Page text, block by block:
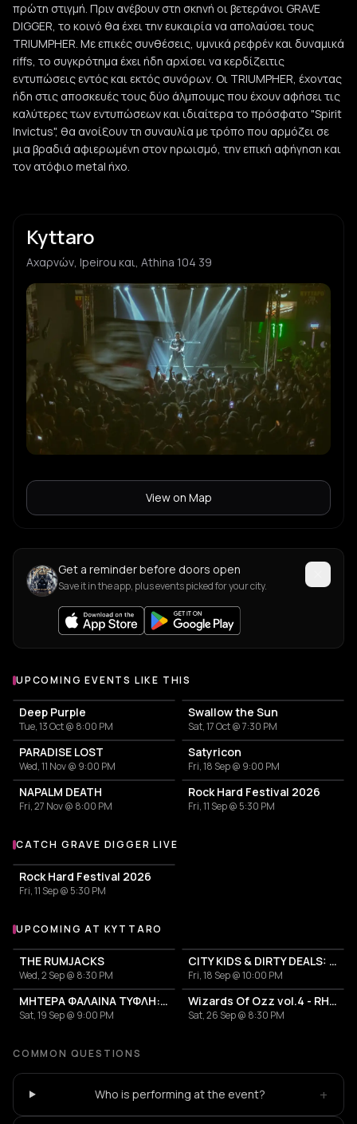
πρώτη στιγμή. Πριν ανέβουν στη σκηνή οι βετεράνοι GRAVE
DIGGER, το κοινό θα έχει την ευκαιρία να απολαύσει τους
TRIUMPHER. Με επικές συνθέσεις, υμνικά ρεφρέν και δυναμικά
riffs, το συγκρότημα έχει ήδη αρχίσει να κερδίζειτις
εντυπώσεις εντός και εκτός συνόρων. Οι TRIUMPHER, έχοντας
ήδη στις αποσκευές τους δύο άλμπουμς που έχουν αφήσει τις
καλύτερες των εντυπώσεων και ιδιαίτερα το πρόσφατο "Spirit
Invictus", θα ανοίξουν τη συναυλία με τρόπο που αρμόζει σε
μια βραδιά αφιερωμένη στον ηρωισμό, την επική αφήγηση και
τον ατόφιο metal ήχο.
Kyttaro
Αχαρνών, Ipeirou και, Athina 104 39
View on Map
Get a reminder before doors open
Save it in the app, plus events picked for your city.
UPCOMING EVENTS LIKE THIS
Deep Purple
Tue, 13 Oct @ 8:00 PM
Swallow the Sun
Sat, 17 Oct @ 7:30 PM
PARADISE LOST
Wed, 11 Nov @ 9:00 PM
Satyricon
Fri, 18 Sep @ 9:00 PM
NAPALM DEATH
Fri, 27 Nov @ 8:00 PM
Rock Hard Festival 2026
Fri, 11 Sep @ 5:30 PM
More events with Grave Digger
CATCH GRAVE DIGGER LIVE
Rock Hard Festival 2026
Fri, 11 Sep @ 5:30 PM
More events at Kyttaro
UPCOMING AT KYTTARO
THE RUMJACKS
Wed, 2 Sep @ 8:30 PM
CITY KIDS & DIRTY DEALS: The MOTORHEAD & AC/DC Tribute
Fri, 18 Sep @ 10:00 PM
ΜΗΤΕΡΑ ΦΑΛΑΙΝΑ ΤΥΦΛΗ: 20 ΧΡΟΝΙΑ ΑΝΑΔΥΣΕΙΣ
Sat, 19 Sep @ 9:00 PM
Wizards Of Ozz vol.4 - RHOADS OF REVELATION
Sat, 26 Sep @ 8:30 PM
COMMON QUESTIONS
Who is performing at the event? +